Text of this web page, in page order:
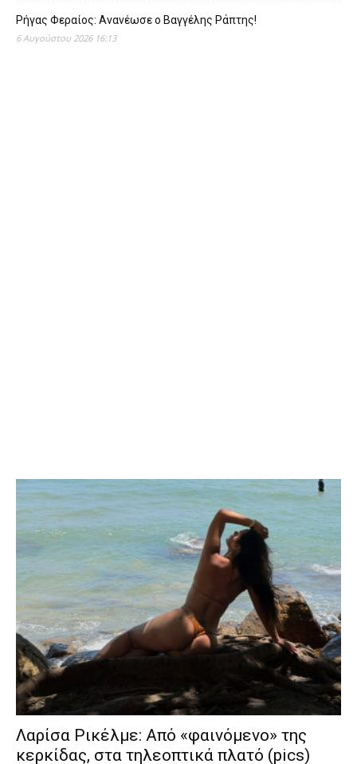
Ρήγας Φεραίος: Ανανέωσε ο Βαγγέλης Ράπτης!
6 Αυγούστου 2026 16:13
Λαρίσα Ρικέλμε: Από «φαινόμενο» της
κερκίδας, στα τηλεοπτικά πλατό (pics)